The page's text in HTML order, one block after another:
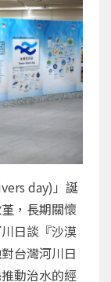
day)」誕
，長期關懷
日談『沙漠
台灣河川日
動治水的經